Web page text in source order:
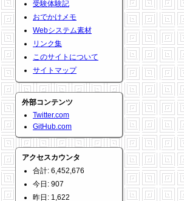
受験体験記
おでかけメモ
Webシステム素材
リンク集
このサイトについて
サイトマップ
外部コンテンツ
Twitter.com
GitHub.com
アクセスカウンタ
合計: 6,452,676
今日: 907
昨日: 1,622